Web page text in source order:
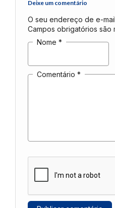
Deixe um comentário
O seu endereço de e-
Campos obrigatórios são
Nome *
Comentário *